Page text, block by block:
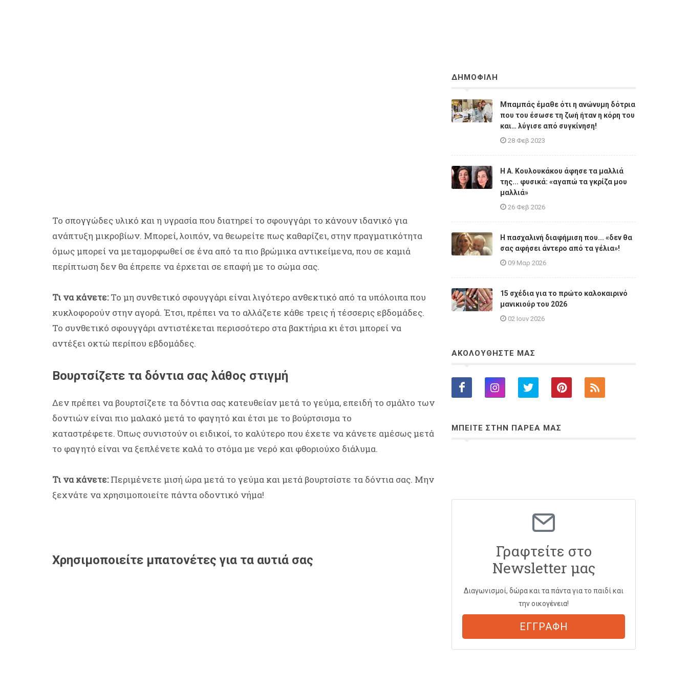
Το σπογγώδες υλικό και η υγρασία που διατηρεί το σφουγγάρι το κάνουν ιδανικό για
ανάπτυξη μικροβίων. Μπορεί, λοιπόν, να θεωρείτε πως καθαρίζει, στην πραγματικότητα
όμως μπορεί να μεταμορφωθεί σε ένα από τα πιο βρώμικα αντικείμενα, που σε καμιά
περίπτωση δεν θα έπρεπε να έρχεται σε επαφή με το σώμα σας.
Τι να κάνετε:Το μη συνθετικό σφουγγάρι είναι λιγότερο ανθεκτικό από τα υπόλοιπα που
κυκλοφορούν στην αγορά. Έτσι, πρέπει να το αλλάζετε κάθε τρεις ή τέσσερις εβδομάδες.
Το συνθετικό σφουγγάρι αντιστέκεται περισσότερο στα βακτήρια κι έτσι μπορεί να
αντέξει οκτώ περίπου εβδομάδες.
Βουρτσίζετε τα δόντια σας λάθος στιγμή
Δεν πρέπει να βουρτσίζετε τα δόντια σας κατευθείαν μετά το γεύμα, επειδή το σμάλτο των
δοντιών είναι πιο μαλακό μετά το φαγητό και έτσι με το βούρτσισμα το
καταστρέφετε. Όπως συνιστούν οι ειδικοί, το καλύτερο που έχετε να κάνετε αμέσως μετά
το φαγητό είναι να ξεπλένετε καλά το στόμα με νερό και φθοριούχο διάλυμα.
Τι να κάνετε:Περιμένετε μισή ώρα μετά το γεύμα και μετά βουρτσίστε τα δόντια σας. Μην
ξεχνάτε να χρησιμοποιείτε πάντα οδοντικό νήμα!
Χρησιμοποιείτε μπατονέτες για τα αυτιά σας
ΔΗΜΟΦΙΛΗ
Μπαμπάς έμαθε ότι η ανώνυμη δότρια
που του έσωσε τη ζωή ήταν η κόρη του
και… λύγισε από συγκίνηση!
28 Φεβ 2023
Η A. Κουλουκάκου άφησε τα μαλλιά
της... φυσικά: «αγαπώ τα γκρίζα μου
μαλλιά»
26 Φεβ 2026
Η πασχαλινή διαφήμιση που... «δεν θα
σας αφήσει άντερο από τα γέλια»!
09 Μαρ 2026
15 σχέδια για το πρώτο καλοκαιρινό
μανικιούρ του 2026
02 Ιουν 2026
ΑΚΟΛΟΥΘΗΣΤΕ ΜΑΣ
ΜΠΕΙΤΕ ΣΤΗΝ ΠΑΡΕΑ ΜΑΣ
Γραφτείτε στο
Newsletter μας
Διαγωνισμοί, δώρα και τα πάντα για το παιδί και
την οικογένεια!
ΕΓΓΡΑΦΗ